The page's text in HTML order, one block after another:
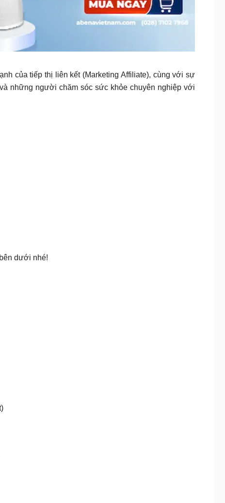
của tiếp thị liên kết (Marketing Affiliate), cùng với sự
những người chăm sóc sức khỏe chuyên nghiệp với
dưới nhé!